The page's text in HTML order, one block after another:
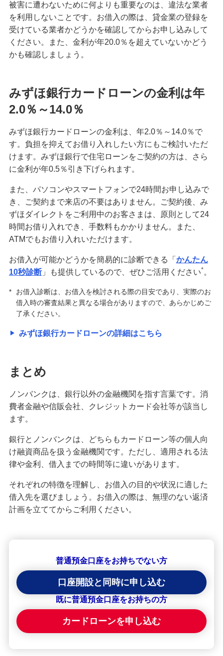
お客さまサポート
困ったときは・よくあるご質問
みずほ銀行について
被害に遭わないために何よりも重要なのは、違法な業者
を利用しないことです。お借入の際は、貸金業の登録を
受けている業者かどうかを確認してからお申し込みして
ください。また、金利が年20.0％を超えていないかどう
かも確認しましょう。
みずほ銀行カードローンの金利は年
2.0％～14.0％
みずほ銀行カードローンの金利は、年2.0％～14.0％で
す。負担を抑えてお借り入れしたい方にもご検討いただ
けます。みずほ銀行で住宅ローンをご契約の方は、さら
に金利が年0.5％引き下げられます。
また、パソコンやスマートフォンで24時間お申し込みで
き、ご契約まで来店の不要はありません。ご契約後、み
ずほダイレクトをご利用中のお客さまは、原則として24
時間お借り入れでき、手数料もかかりません。また、
ATMでもお借り入れいただけます。
お借入が可能かどうかを簡易的に診断できる「 かんたん
10秒診断」も提供しているので、ぜひご活用ください*。
*
お借入診断は、お借入を検討される際の目安であり、実際のお
借入時の審査結果と異なる場合がありますので、あらかじめご
了承ください。
みずほ銀行カードローンの詳細はこちら
まとめ
ノンバンクは、銀行以外の金融機関を指す言葉です。消
費者金融や信販会社、クレジットカード会社等が該当し
ます。
銀行とノンバンクは、どちらもカードローン等の個人向
け融資商品を扱う金融機関です。ただし、適用される法
律や金利、借入までの時間等に違いがあります。
それぞれの特徴を理解し、お借入の目的や状況に適した
借入先を選びましょう。お借入の際は、無理のない返済
計画を立ててからご利用ください。
普通預金口座をお持ちでない方
口座開設と同時に申し込む
既に普通預金口座をお持ちの方
カードローンを申し込む